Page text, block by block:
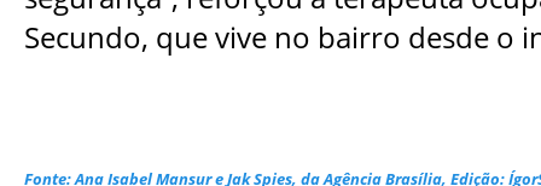
Secundo, que vive no bairro desde o
Fonte: Ana Isabel Mansur e Jak Spies, da Agência Brasília, Edição: